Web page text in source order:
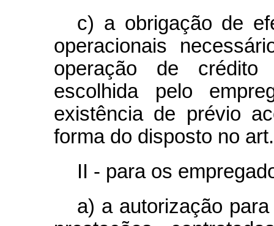
c) a obrigação de
operacionais
operação de crédito
escolhida pelo
existência de prévio
forma do disposto no
II - para os
a) a autorização